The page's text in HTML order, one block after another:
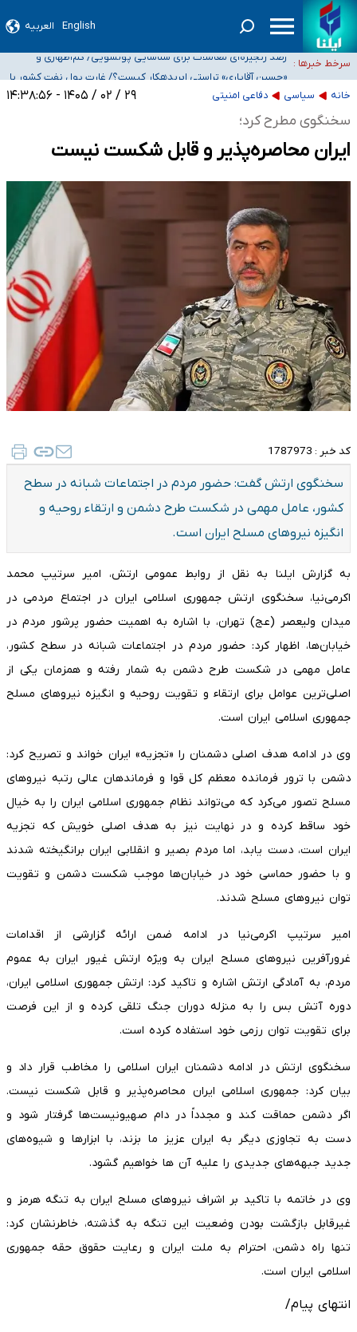
English العربیه
سرخط خبرها :
شیب آسیب‌های اجتماعی در کشور افزایشی است
«حسین آقایاری» تراستی ابربدهکار کیست؟/ غارت پول نفت کشور با
پاسپورت ایرانی- افغانستانی
آسیب‌های جنگ، صدور گواهینامه موتورسواری زنان را به تأخیر انداخت
پیمانکاری/ مصوبه دولت انتظار مجلس و نیروهای شرکتی را تأمین نکرد
خانه سیاسی دفاعی امنیتی ۲۹ / ۰۲ / ۱۴۰۵ - ۱۴:۳۸:۵۶
سخنگوی مطرح کرد؛
ایران محاصره‌پذیر و قابل شکست نیست
کد خبر : 1787973
سخنگوی ارتش گفت: حضور مردم در اجتماعات شبانه در سطح
کشور، عامل مهمی در شکست طرح دشمن و ارتقاء روحیه و
انگیزه نیروهای مسلح ایران است.
به گزارش ایلنا به نقل از روابط عمومی ارتش، امیر سرتیپ محمد
اکرمی‌نیا، سخنگوی ارتش جمهوری اسلامی ایران در اجتماع مردمی در
میدان ولیعصر (عج) تهران، با اشاره به اهمیت حضور پرشور مردم در
خیابان‌ها، اظهار کرد: حضور مردم در اجتماعات شبانه در سطح کشور،
عامل مهمی در شکست طرح دشمن به شمار رفته و همزمان یکی از
اصلی‌ترین عوامل برای ارتقاء و تقویت روحیه و انگیزه نیروهای مسلح
جمهوری اسلامی ایران است.
وی در ادامه هدف اصلی دشمنان را «تجزیه» ایران خواند و تصریح کرد:
دشمن با ترور فرمانده معظم کل قوا و فرماندهان عالی رتبه نیروهای
مسلح تصور می‌کرد که می‌تواند نظام جمهوری اسلامی ایران را به خیال
خود ساقط کرده و در نهایت نیز به هدف اصلی خویش که تجزیه
ایران است، دست یابد، اما مردم بصیر و انقلابی ایران برانگیخته شدند
و با حضور حماسی خود در خیابان‌ها موجب شکست دشمن و تقویت
توان نیروهای مسلح شدند.
امیر سرتیپ اکرمی‌نیا در ادامه ضمن ارائه گزارشی از اقدامات
غرورآفرین نیروهای مسلح ایران به ویژه ارتش غیور ایران به عموم
مردم، به آمادگی ارتش اشاره و تاکید کرد: ارتش جمهوری اسلامی ایران،
دوره آتش بس را به منزله دوران جنگ تلقی کرده و از این فرصت
برای تقویت توان رزمی خود استفاده کرده است.
سخنگوی ارتش در ادامه دشمنان ایران اسلامی را مخاطب قرار داد و
بیان کرد: جمهوری اسلامی ایران محاصره‌پذیر و قابل شکست نیست.
اگر دشمن حماقت کند و مجدداً در دام صهیونیست‌ها گرفتار شود و
دست به تجاوزی دیگر به ایران عزیز ما بزند، با ابزارها و شیوه‌های
جدید جبهه‌های جدیدی را علیه آن ها خواهیم گشود.
وی در خاتمه با تاکید بر اشراف نیروهای مسلح ایران به تنگه هرمز و
غیرقابل بازگشت بودن وضعیت این تنگه به گذشته، خاطرنشان کرد:
تنها راه دشمن، احترام به ملت ایران و رعایت حقوق حقه جمهوری
اسلامی ایران است.
انتهای پیام/